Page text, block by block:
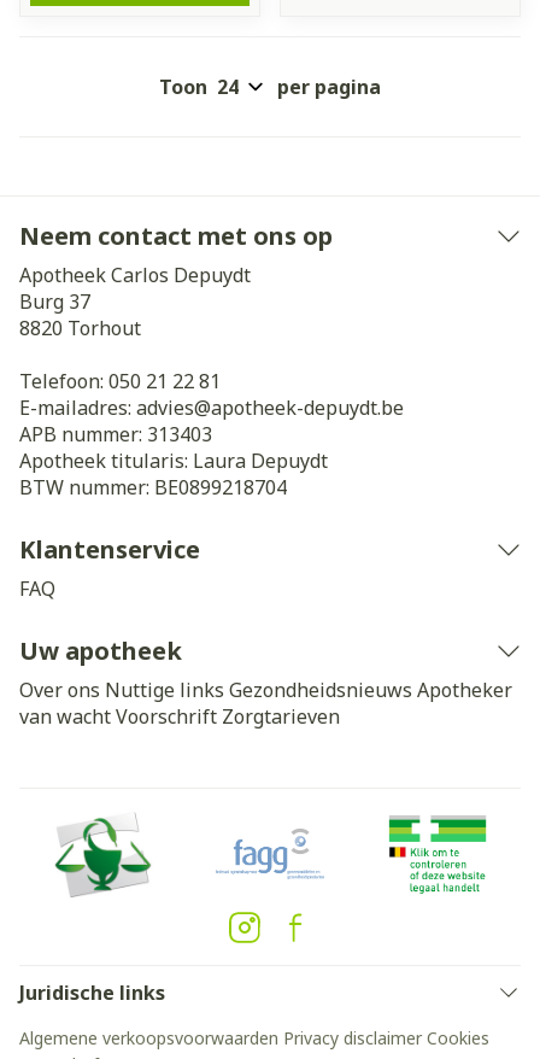
Toon per pagina
Neem contact met ons op
Apotheek Carlos Depuydt
Burg 37
8820 Torhout
Telefoon: 050 21 22 81
E-mailadres: advies@apotheek-depuydt.be
APB nummer: 313403
Apotheek titularis: Laura Depuydt
BTW nummer: BE0899218704
Klantenservice
FAQ
Uw apotheek
Over ons Nuttige links Gezondheidsnieuws Apotheker
van wachtVoorschrift Zorgtarieven
Juridische links
Algemene verkoopsvoorwaarden Privacy disclaimer Cookies